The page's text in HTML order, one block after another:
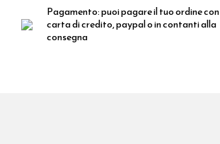
Pagamento:puoi pagare il tuo ordine con
carta di credito, paypal o in contanti alla
consegna